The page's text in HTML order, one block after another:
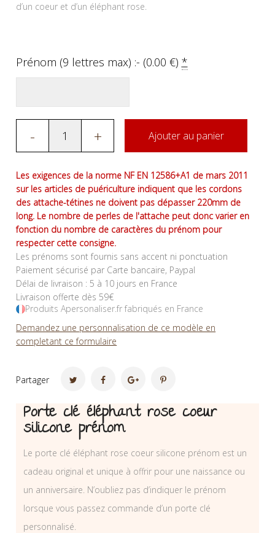
d’un coeur et d’un éléphant rose.
Prénom (9 lettres max) :- (0.00€)*
- + Ajouter au panier
Les exigences de la norme NF EN 12586+A1 de mars 2011
sur les articles de puériculture indiquent que les cordons
des attache-tétines ne doivent pas dépasser 220mm de
long. Le nombre de perles de l'attache peut donc varier en
fonction du nombre de caractères du prénom pour
respecter cette consigne.
Les prénoms sont fournis sans accent ni ponctuation
Paiement sécurisé par Carte bancaire, Paypal
Délai de livraison : 5 à 10 jours en France
Livraison offerte dès 59€
Produits Apersonaliser.fr fabriqués en France
Demandez une personnalisation de ce modèle en
completant ce formulaire
Partager
Porte clé éléphant rose coeur
silicone prénom
Le porte clé éléphant rose coeur silicone prénom est un
cadeau original et unique à offrir pour une naissance ou
un anniversaire. N’oubliez pas d’indiquer le prénom
lorsque vous passez commande d’un porte clé
personnalisé.